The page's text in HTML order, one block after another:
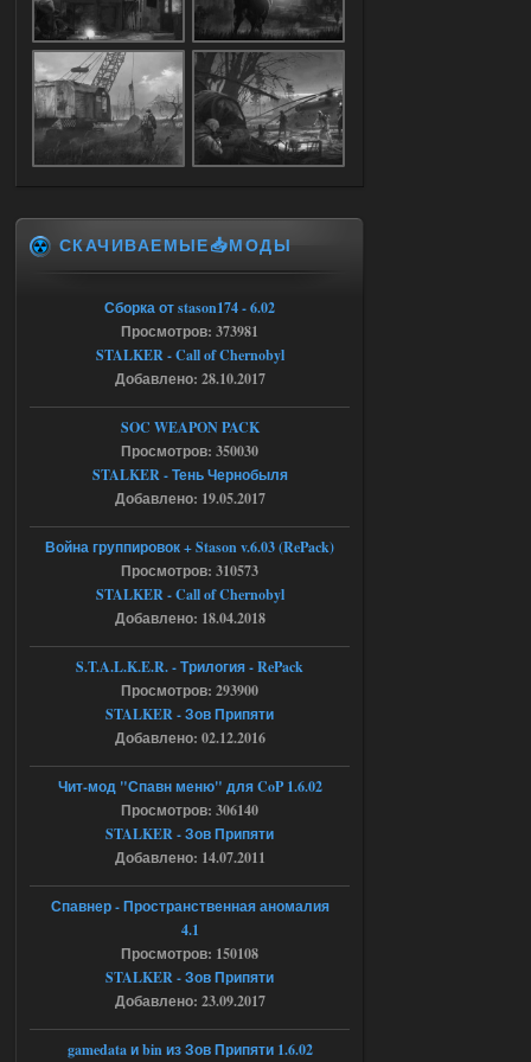
Доступно только для пользователей
Ответить ➤
05.08.2026
Объединенный Пак 2 + OGSR +
STCoP WP 3.4
Доступно только для пользователей
Ответить ➤
Объединенный Пак 2 + OGSR +
STCoP WP 3.4
Stalker-Mods-Clan-su
Доступно только для пользователей
Ответить ➤
04.08.2026
Объединенный Пак 2 + OGSR +
STCoP WP 3.4
Доступно только для пользователей
Ответить ➤
04.08.2026
Объединенный Пак 2 + OGSR +
STCoP WP 3.4
Доступно только для пользователей
Ответить ➤
Объединенный Пак 2 + OGSR +
СКАЧИВАЕМЫЕ📥МОДЫ
Сборка от stason174 - 6.02
Просмотров: 373981
STALKER - Call of Chernobyl
Добавлено: 28.10.2017
SOC WEAPON PACK
Просмотров: 350030
STALKER - Тень Чернобыля
Добавлено: 19.05.2017
Война группировок + Stason v.6.03 (RePack)
Просмотров: 310573
STALKER - Call of Chernobyl
Добавлено: 18.04.2018
S.T.A.L.K.E.R. - Трилогия - RePack
Просмотров: 293900
STALKER - Зов Припяти
Добавлено: 02.12.2016
Чит-мод "Спавн меню" для CoP 1.6.02
Просмотров: 306140
STALKER - Зов Припяти
Добавлено: 14.07.2011
Спавнер - Пространственная аномалия
4.1
Просмотров: 150108
STALKER - Зов Припяти
Добавлено: 23.09.2017
gamedata и bin из Зов Припяти 1.6.02